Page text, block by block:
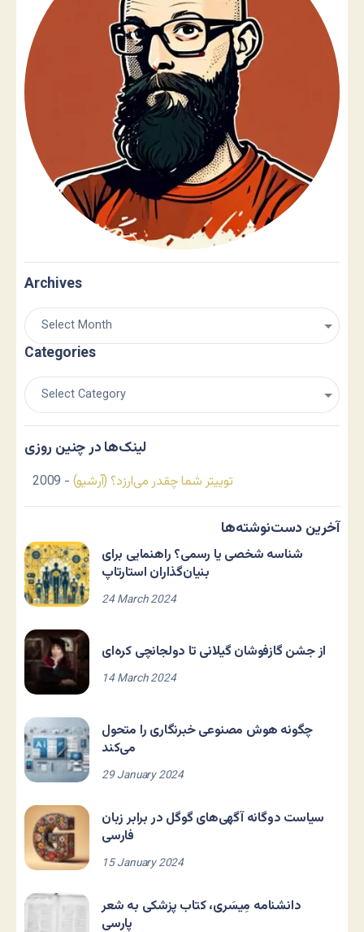
Archives
Categories
لینک‌ها در چنین روزی
توییتر شما چقدر می‌ارزد؟ (آرشیو) - 2009
آخرین دست‌نوشته‌ها
شناسه شخصی یا رسمی؟ راهنمایی برای
بنیان‌گذاران استارتاپ
24 March 2024
از جشن گازفوشان گیلانی تا دولجانچی کره‌ای
14 March 2024
چگونه هوش مصنوعی خبرنگاری را متحول
می‌کند
29 January 2024
سیاست دوگانه آگهی‌های گوگل در برابر زبان
فارسی
15 January 2024
دانشنامه مِیسَری، کتاب پزشکی به شعر
پارسی